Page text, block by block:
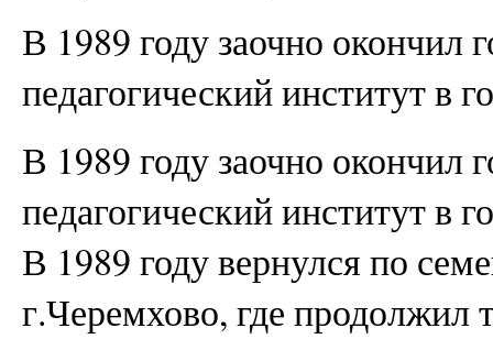
В 1989 году заочно окончил
педагогический институт в
В 1989 году заочно окончил
педагогический институт в
В 1989 году вернулся по
г.Черемхово, где продолжил